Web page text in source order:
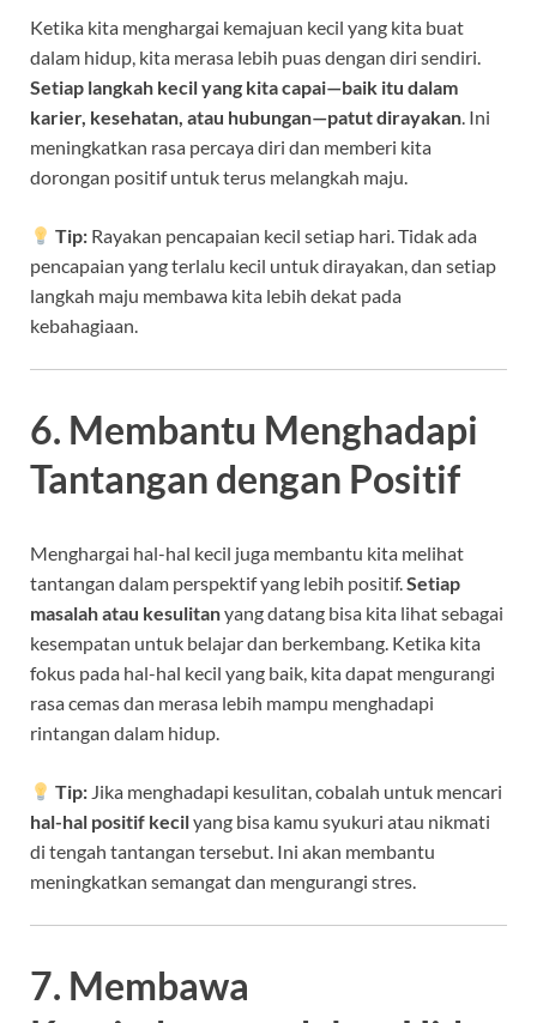
Ketika kita menghargai kemajuan kecil yang kita buat
dalam hidup, kita merasa lebih puas dengan diri sendiri.
Setiap langkah kecil yang kita capai—baik itu dalam
karier, kesehatan, atau hubungan—patut dirayakan. Ini
meningkatkan rasa percaya diri dan memberi kita
dorongan positif untuk terus melangkah maju.
Tip: Rayakan pencapaian kecil setiap hari. Tidak ada
pencapaian yang terlalu kecil untuk dirayakan, dan setiap
langkah maju membawa kita lebih dekat pada
kebahagiaan.
6. Membantu Menghadapi
Tantangan dengan Positif
Menghargai hal-hal kecil juga membantu kita melihat
tantangan dalam perspektif yang lebih positif.Setiap
masalah atau kesulitanyang datang bisa kita lihat sebagai
kesempatan untuk belajar dan berkembang. Ketika kita
fokus pada hal-hal kecil yang baik, kita dapat mengurangi
rasa cemas dan merasa lebih mampu menghadapi
rintangan dalam hidup.
Tip: Jika menghadapi kesulitan, cobalah untuk mencari
hal-hal positif kecilyang bisa kamu syukuri atau nikmati
di tengah tantangan tersebut. Ini akan membantu
meningkatkan semangat dan mengurangi stres.
7. Membawa